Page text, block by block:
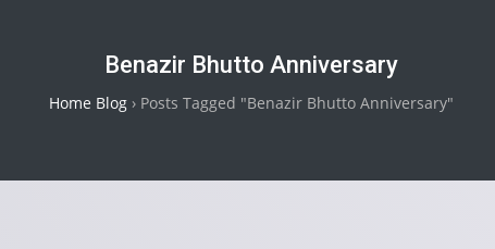
Benazir Bhutto Anniversary
Home Blog › Posts Tagged "Benazir Bhutto Anniversary"